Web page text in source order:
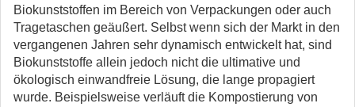
Biokunststoffen im Bereich von Verpackungen oder auch
Tragetaschen geäußert. Selbst wenn sich der Markt in den
vergangenen Jahren sehr dynamisch entwickelt hat, sind
Biokunststoffe allein jedoch nicht die ultimative und
ökologisch einwandfreie Lösung, die lange propagiert
wurde. Beispielsweise verläuft die Kompostierung von